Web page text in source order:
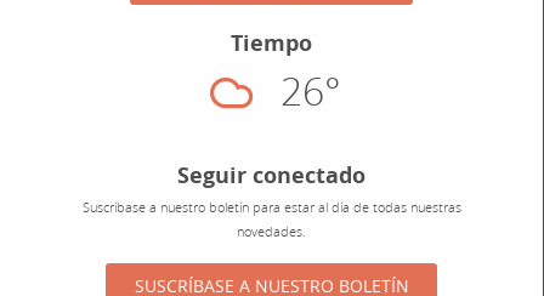
Tiempo
Nublado
26°
Seguir conectado
Suscríbase a nuestro boletín para estar al día de todas nuestras
novedades.
SUSCRÍBASE A NUESTRO BOLETÍN